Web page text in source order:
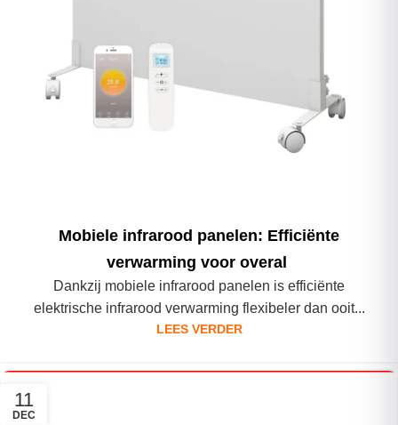
Mobiele infrarood panelen: Efficiënte
verwarming voor overal
Dankzij mobiele infrarood panelen is efficiënte
elektrische infrarood verwarming flexibeler dan ooit...
LEES VERDER
11
DEC